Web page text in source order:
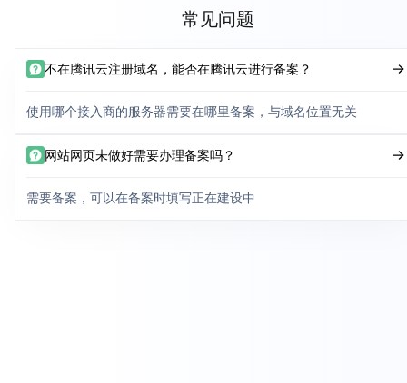
常见问题
不在腾讯云注册域名，能否在腾讯云进行备案？
使用哪个接入商的服务器需要在哪里备案，与域名位置无关
网站网页未做好需要办理备案吗？
需要备案，可以在备案时填写正在建设中